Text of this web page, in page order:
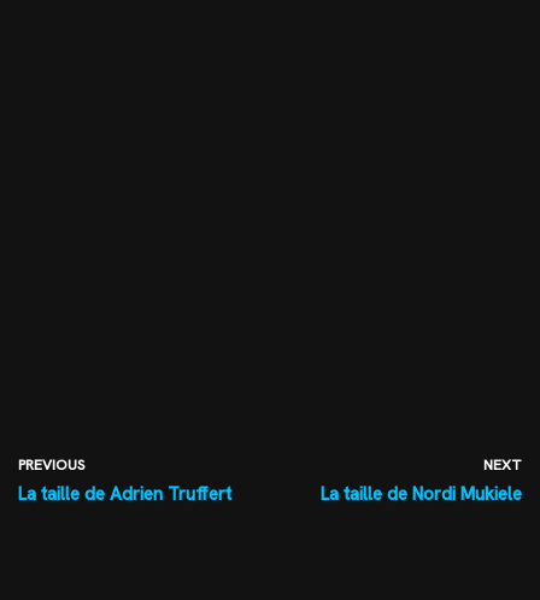
PREVIOUS
La taille de Adrien Truffert
NEXT
La taille de Nordi Mukiele